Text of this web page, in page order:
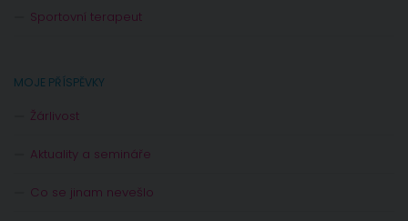
Sportovní terapeut
MOJE PŘÍSPĚVKY
Žárlivost
Aktuality a semináře
Co se jinam nevešlo